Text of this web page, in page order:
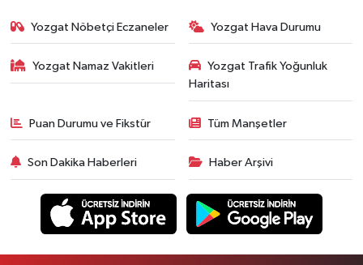
Yozgat Nöbetçi Eczaneler Yozgat Hava Durumu
Yozgat Namaz Vakitleri
Yozgat Trafik Yoğunluk
Haritası
Puan Durumu ve Fikstür Tüm Manşetler
Son Dakika Haberleri Haber Arşivi